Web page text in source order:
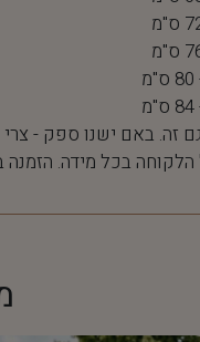
זה. באם ישנו ספק -
בכל מידה.